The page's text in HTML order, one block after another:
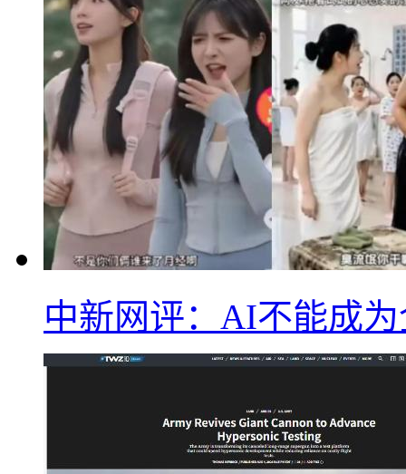
中新网评：AI不能成